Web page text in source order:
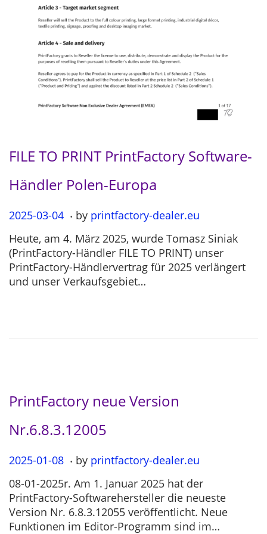
FILE TO PRINT PrintFactory Software-
Händler Polen-Europa
P
s
t
e
d
2025-03-04 2
2
5
-
0
. by printfactory-dealer.eu
Heute, am 4. März 2025, wurde Tomasz Siniak
(PrintFactory-Händler FILE TO PRINT) unser
PrintFactory-Händlervertrag für 2025 verlängert
und unser Verkaufsgebiet…
PrintFactory neue Version
Nr.6.8.3.12005
P
s
t
e
2025-01-08 2
2
5
-
. by printfactory-dealer.eu
08-01-2025r. Am 1. Januar 2025 hat der
PrintFactory-Softwarehersteller die neueste
Version Nr. 6.8.3.12055 veröffentlicht. Neue
Funktionen im Editor-Programm sind im…